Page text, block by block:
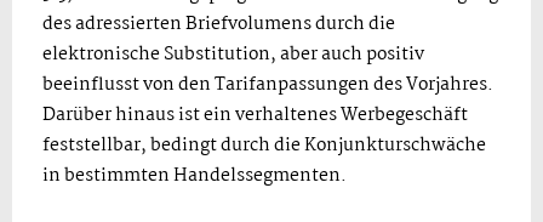
des adressierten Briefvolumens durch die
elektronische Substitution, aber auch positiv
beeinflusst von den Tarifanpassungen des Vorjahres.
Darüber hinaus ist ein verhaltenes Werbegeschäft
feststellbar, bedingt durch die Konjunkturschwäche
in bestimmten Handelssegmenten.